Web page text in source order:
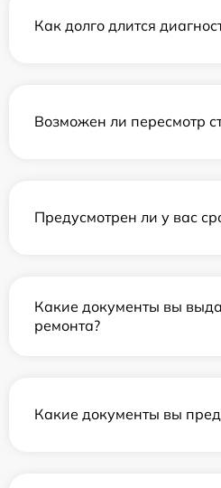
Как долго длится
Возможен ли пересмотр
Предусмотрен ли у вас
Какие документы вы
ремонта?
Какие документы вы